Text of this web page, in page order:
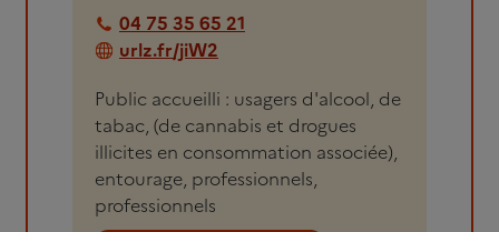
04 75 35 65 21
urlz.fr/jiW2
Public accueilli : usagers d'alcool, de
tabac, (de cannabis et drogues
illicites en consommation associée),
entourage, professionnels,
professionnels